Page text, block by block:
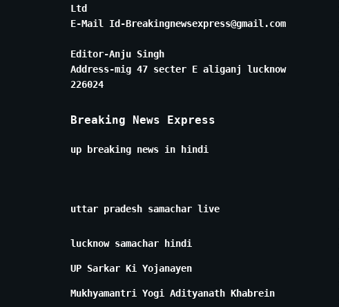
Ltd
E-Mail Id-Breakingnewsexpress@gmail.com
Editor-Anju Singh
Address-mig 47 secter E aliganj lucknow
226024
Breaking News Express
up breaking news in hindi
uttar pradesh samachar live
lucknow samachar hindi
UP Sarkar Ki Yojanayen
Mukhyamantri Yogi Adityanath Khabrein